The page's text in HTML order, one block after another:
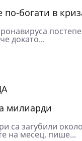
богати в
докато...
милиарди
са загубили
на месец, пише...